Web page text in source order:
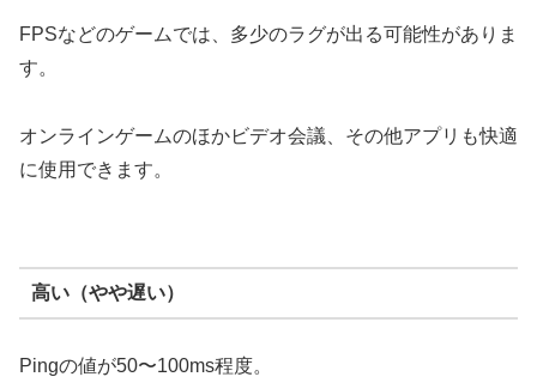
FPSなどのゲームでは、多少のラグが出る可能性がありま
す。
オンラインゲームのほかビデオ会議、その他アプリも快適
に使用できます。
高い（やや遅い）
Pingの値が50〜100ms程度。